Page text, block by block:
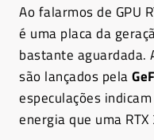
Ao falarmos de GPU
é uma placa da
bastante aguardada.
são lançados pela
especulações
energia que uma